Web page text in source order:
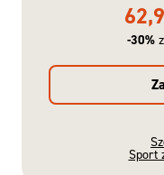
-30%
Sport